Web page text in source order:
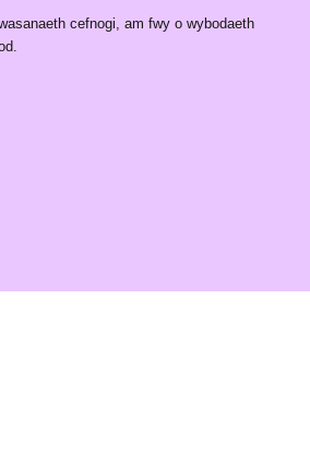
cefnogi, am fwy o wybodaeth